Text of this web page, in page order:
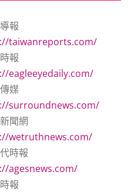
報
taiwanreports.com/
報
eagleeyedaily.com/
媒
surroundnews.com/
聞網
wetruthnews.com/
時報
agesnews.com/
報